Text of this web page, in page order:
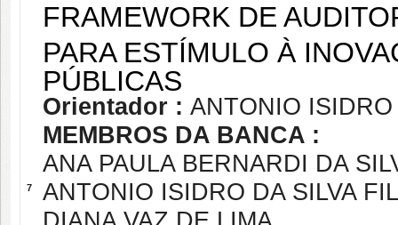
7
FRAMEWORK DE
PARA ESTÍMULO À
PÚBLICAS
Orientador : ANTONIO
MEMBROS DA BANCA :
ANA PAULA BERNARDI DA
ANTONIO ISIDRO DA SILVA